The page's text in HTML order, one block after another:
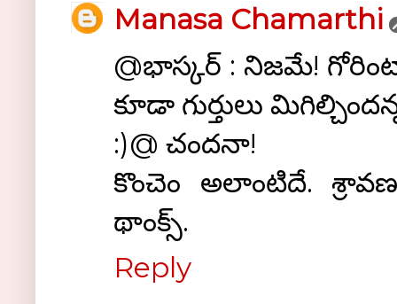
Manasa Chamarthi
@భాస్కర్ : నిజమే!
కూడా గుర్తులు
:)@ చందనా!
కొంచెం అలాంటిదే.
థాంక్స్.
Reply